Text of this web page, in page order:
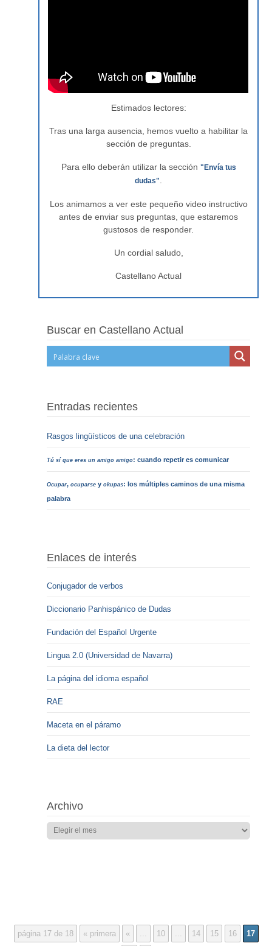
Estimados lectores:
Tras una larga ausencia, hemos vuelto a habilitar la
sección de preguntas.
Para ello deberán utilizar la sección "Envía tus
dudas"
Los animamos a ver este pequeño video instructivo
antes de enviar sus preguntas, que estaremos
gustosos de responder.
Un cordial saludo,
Castellano Actual
Buscar en Castellano Actual
Entradas recientes
Rasgos lingüísticos de una celebración
Tú sí que eres un amigo amigo: cuando repetir es comunicar
Ocupar,ocuparse yokupas: los múltiples caminos de una misma
palabra
Enlaces de interés
Conjugador de verbos
Diccionario Panhispánico de Dudas
Fundación del Español Urgente
Lingua 2.0 (Universidad de Navarra)
La página del idioma español
RAE
Maceta en el páramo
La dieta del lector
Archivo
página 17 de 18 « primera « ... 10 ... 14 15 16 17